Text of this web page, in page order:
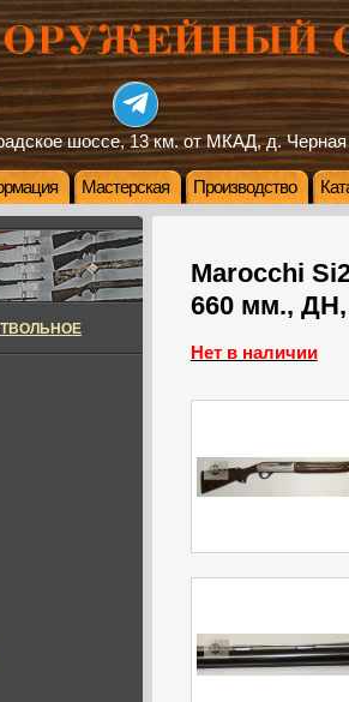
шоссе, 13 км. от МКАД, д. Черная
Мастерская Производство
Marocchi
660 мм., ДН,
Нет в наличии